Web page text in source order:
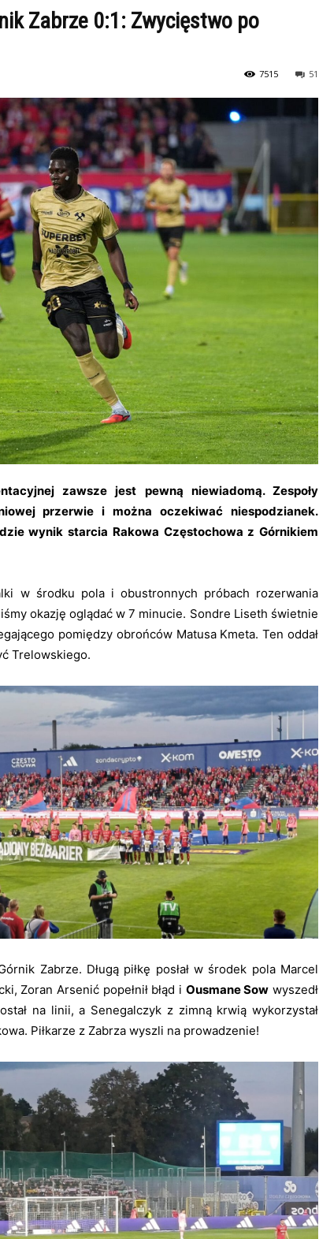
Zabrze 0:1: Zwycięstwo po
51
7515
zawsze jest pewną niewiadomą. Zespoły
przerwie i można oczekiwać niespodzianek.
wynik starcia Rakowa Częstochowa z Górnikiem
w środku pola i obustronnych próbach rozerwania
okazję oglądać w 7 minucie. Sondre Liseth świetnie
pomiędzy obrońców Matusa Kmeta. Ten oddał
Trelowskiego.
Zabrze. Długą piłkę posłał w środek pola Marcel
Zoran Arsenić popełnił błąd i Ousmane Sow wyszedł
na linii, a Senegalczyk z zimną krwią wykorzystał
Piłkarze z Zabrza wyszli na prowadzenie!